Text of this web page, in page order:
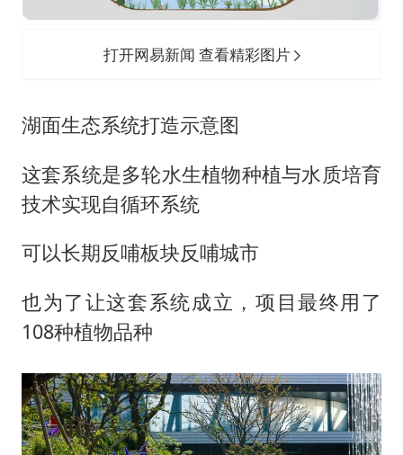
打开网易新闻 查看精彩图片
湖面生态系统打造示意图
这套系统是多轮水生植物种植与水质培育
技术实现自循环系统
可以长期反哺板块反哺城市
也为了让这套系统成立，项目最终用了
108种植物品种